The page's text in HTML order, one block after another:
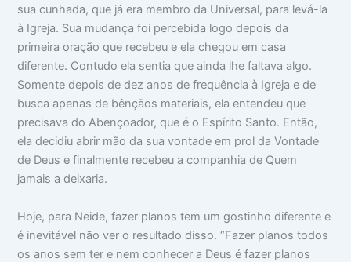
sua cunhada, que já era membro da Universal, para levá-la
à Igreja. Sua mudança foi percebida logo depois da
primeira oração que recebeu e ela chegou em casa
diferente. Contudo ela sentia que ainda lhe faltava algo.
Somente depois de dez anos de frequência à Igreja e de
busca apenas de bênçãos materiais, ela entendeu que
precisava do Abençoador, que é o Espírito Santo. Então,
ela decidiu abrir mão da sua vontade em prol da Vontade
de Deus e finalmente recebeu a companhia de Quem
jamais a deixaria.
Hoje, para Neide, fazer planos tem um gostinho diferente e
é inevitável não ver o resultado disso. “Fazer planos todos
os anos sem ter e nem conhecer a Deus é fazer planos